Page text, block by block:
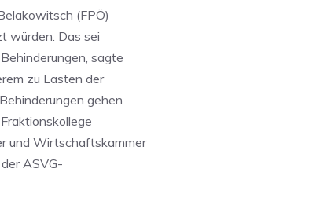
(FPÖ)
würden. Das sei
sagte
zu Lasten der
gehen
und Wirtschaftskammer
ASVG-